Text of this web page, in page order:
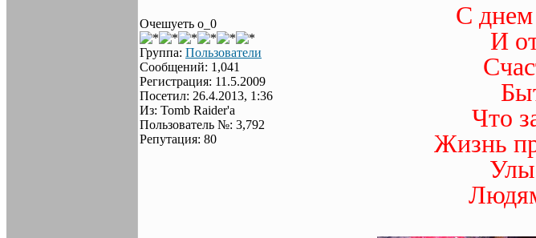
Очешуеть о_0
Группа: Пользователи
Сообщений: 1,041
Регистрация: 11.5.2009
Посетил: 26.4.2013, 1:36
Из: Tomb Raider'a
Пользователь №: 3,792
Репутация: 80
С днем
И
Что
Жизнь